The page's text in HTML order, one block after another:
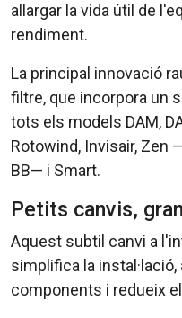
allargar la vida útil de
rendiment.
La principal innovació
filtre, que incorpora un
tots els models DAM,
Rotowind, Invisair,
BB— i Smart.
Petits canvis,
Aquest subtil canvi a
simplifica la
components i redueix